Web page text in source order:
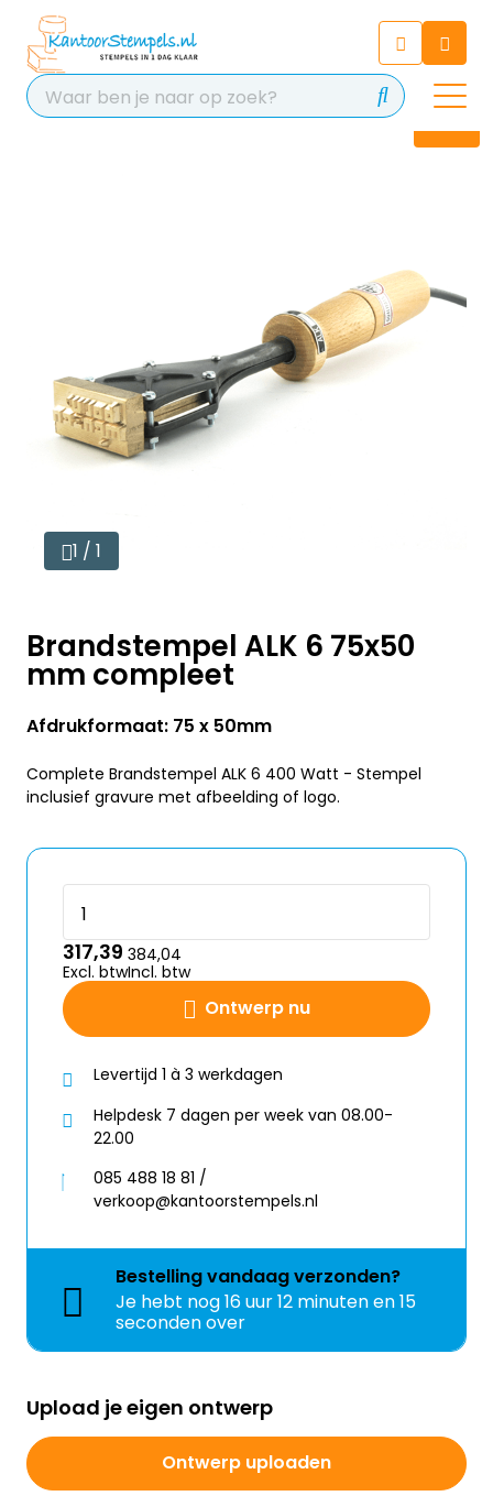
Chat 24/7 met onze chatbot
voor hulp
Contact
1 / 1
Brandstempel ALK 6 75x50
mm compleet
Afdrukformaat: 75 x 50mm
Complete Brandstempel ALK 6 400 Watt - Stempel
inclusief gravure met afbeelding of logo.
Ontwerp nu
317,39
Excl. btw
384,04
Incl. btw
Levertijd 1 à 3 werkdagen
Helpdesk 7 dagen per week van 08.00-
22.00
085 488 18 81 /
verkoop@kantoorstempels.nl
Bestellingvandaagverzonden?
Je hebt nog16 uur 12 minuten en 15
seconden over
Upload je eigen ontwerp
Ontwerp uploaden